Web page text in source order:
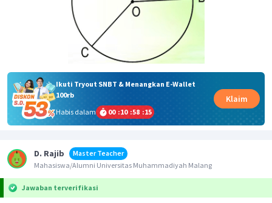
Ikuti Tryout SNBT & Menangkan E-Wallet
100rb
Habis dalam
00 :10 :58 :15
Klaim
D. Rajib
Master Teacher
Mahasiswa/Alumni Universitas Muhammadiyah Malang
Jawaban terverifikasi